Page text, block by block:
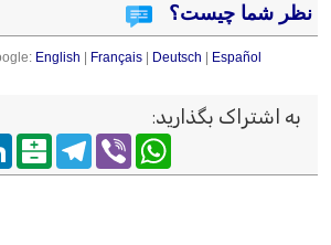
نظر شما چیست؟
English | Français| Deutsch | Español
به اشتراک بگذارید:
TelegramViber
WhatsApp